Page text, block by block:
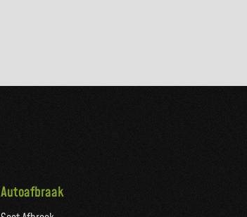
Autoafbraak